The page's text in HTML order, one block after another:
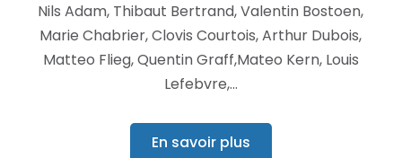
Nils Adam, Thibaut Bertrand, Valentin Bostoen,
Marie Chabrier, Clovis Courtois, Arthur Dubois,
Matteo Flieg, Quentin Graff,Mateo Kern, Louis
Lefebvre,…
En savoir plus